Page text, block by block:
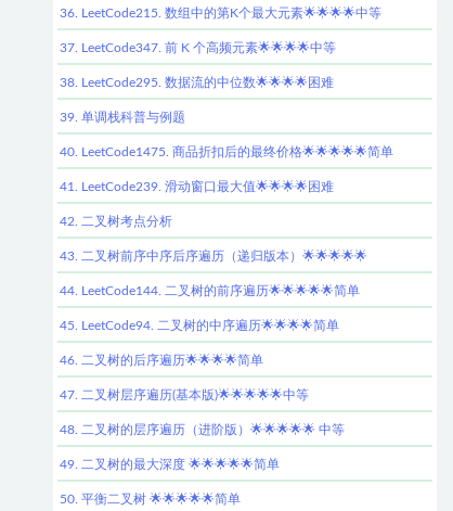
36. LeetCode215. 数组中的第K个最大元素🌟🌟🌟🌟中等
37. LeetCode347. 前 K 个高频元素🌟🌟🌟🌟中等
38. LeetCode295. 数据流的中位数🌟🌟🌟🌟困难
39. 单调栈科普与例题
40. LeetCode1475. 商品折扣后的最终价格🌟🌟🌟🌟🌟简单
41. LeetCode239. 滑动窗口最大值🌟🌟🌟🌟困难
42. 二叉树考点分析
43. 二叉树前序中序后序遍历（递归版本）🌟🌟🌟🌟🌟
44. LeetCode144. 二叉树的前序遍历🌟🌟🌟🌟🌟简单
45. LeetCode94. 二叉树的中序遍历🌟🌟🌟🌟简单
46. 二叉树的后序遍历🌟🌟🌟🌟简单
47. 二叉树层序遍历(基本版)🌟🌟🌟🌟🌟中等
48. 二叉树的层序遍历（进阶版）🌟🌟🌟🌟🌟 中等
49. 二叉树的最大深度 🌟🌟🌟🌟🌟简单
50. 平衡二叉树 🌟🌟🌟🌟🌟简单